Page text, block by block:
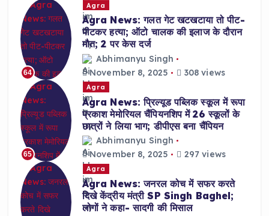
64
Agra
Agra News: गलत गेट खटखटाया तो पीट-
पीटकर हत्या; ऑटो चालक की इलाज के दौरान
मौत; 2 पर केस दर्ज
Abhimanyu Singh
November 8, 2025
308 views
65
Agra
Agra News: प्रिल्यूड पब्लिक स्कूल में रूपा
प्रकाश मेमोरियल चैंपियनशिप में 26 स्कूलों के
छात्रों ने लिया भाग; डीपीएस बना चैंपियन
Abhimanyu Singh
November 8, 2025
297 views
Agra
Agra News: जनरल कोच में सफर करते
दिखे केंद्रीय मंत्री SP Singh Baghel;
लोगों ने कहा- सादगी की मिसाल